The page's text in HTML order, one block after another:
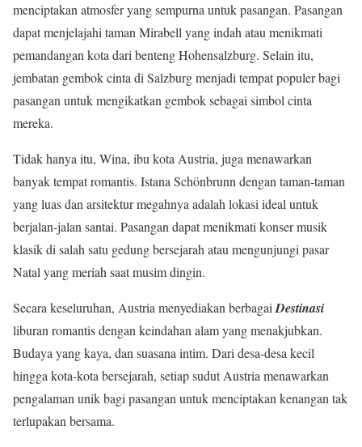
menciptakan atmosfer yang sempurna untuk pasangan. Pasangan
dapat menjelajahi taman Mirabell yang indah atau menikmati
pemandangan kota dari benteng Hohensalzburg. Selain itu,
jembatan gembok cinta di Salzburg menjadi tempat populer bagi
pasangan untuk mengikatkan gembok sebagai simbol cinta
mereka.
Tidak hanya itu, Wina, ibu kota Austria, juga menawarkan
banyak tempat romantis. Istana Schönbrunn dengan taman-taman
yang luas dan arsitektur megahnya adalah lokasi ideal untuk
berjalan-jalan santai. Pasangan dapat menikmati konser musik
klasik di salah satu gedung bersejarah atau mengunjungi pasar
Natal yang meriah saat musim dingin.
Secara keseluruhan, Austria menyediakan berbagaiDestinasi
liburan romantis dengan keindahan alam yang menakjubkan.
Budaya yang kaya, dan suasana intim. Dari desa-desa kecil
hingga kota-kota bersejarah, setiap sudut Austria menawarkan
pengalaman unik bagi pasangan untuk menciptakan kenangan tak
terlupakan bersama.